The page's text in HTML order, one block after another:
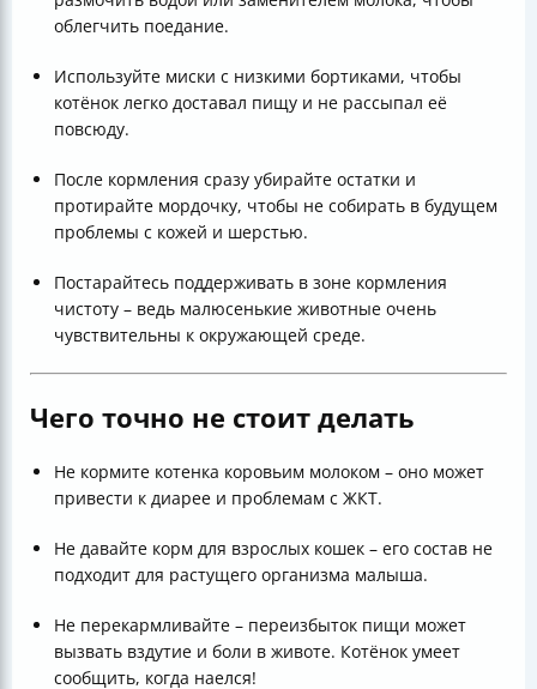
облегчить поедание.
Используйте миски с низкими бортиками, чтобы
котёнок легко доставал пищу и не рассыпал её
повсюду.
После кормления сразу убирайте остатки и
протирайте мордочку, чтобы не собирать в будущем
проблемы с кожей и шерстью.
Постарайтесь поддерживать в зоне кормления
чистоту – ведь малюсенькие животные очень
чувствительны к окружающей среде.
Чего точно не стоит делать
Не кормите котенка коровьим молоком – оно может
привести к диарее и проблемам с ЖКТ.
Не давайте корм для взрослых кошек – его состав не
подходит для растущего организма малыша.
Не перекармливайте – переизбыток пищи может
вызвать вздутие и боли в животе. Котёнок умеет
сообщить, когда наелся!